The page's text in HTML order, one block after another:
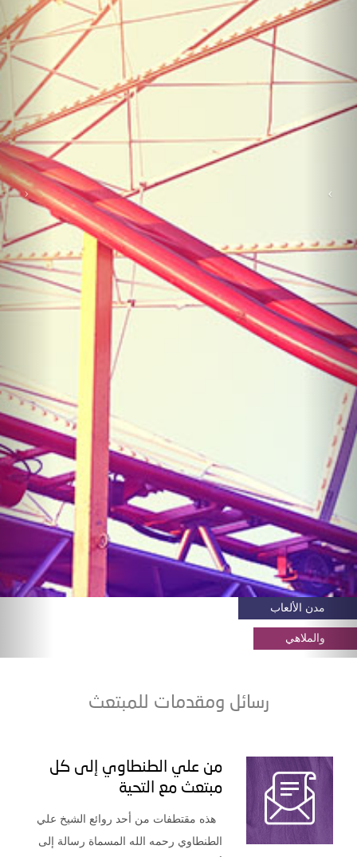
مدن الألعاب
والملاهي
رسائل ومقدمات للمبتعث
من علي الطنطاوي إلى كل
مبتعث مع التحية
هذه مقتطفات من أحد روائع الشيخ علي
الطنطاوي رحمه الله المسماة رسالة إلى